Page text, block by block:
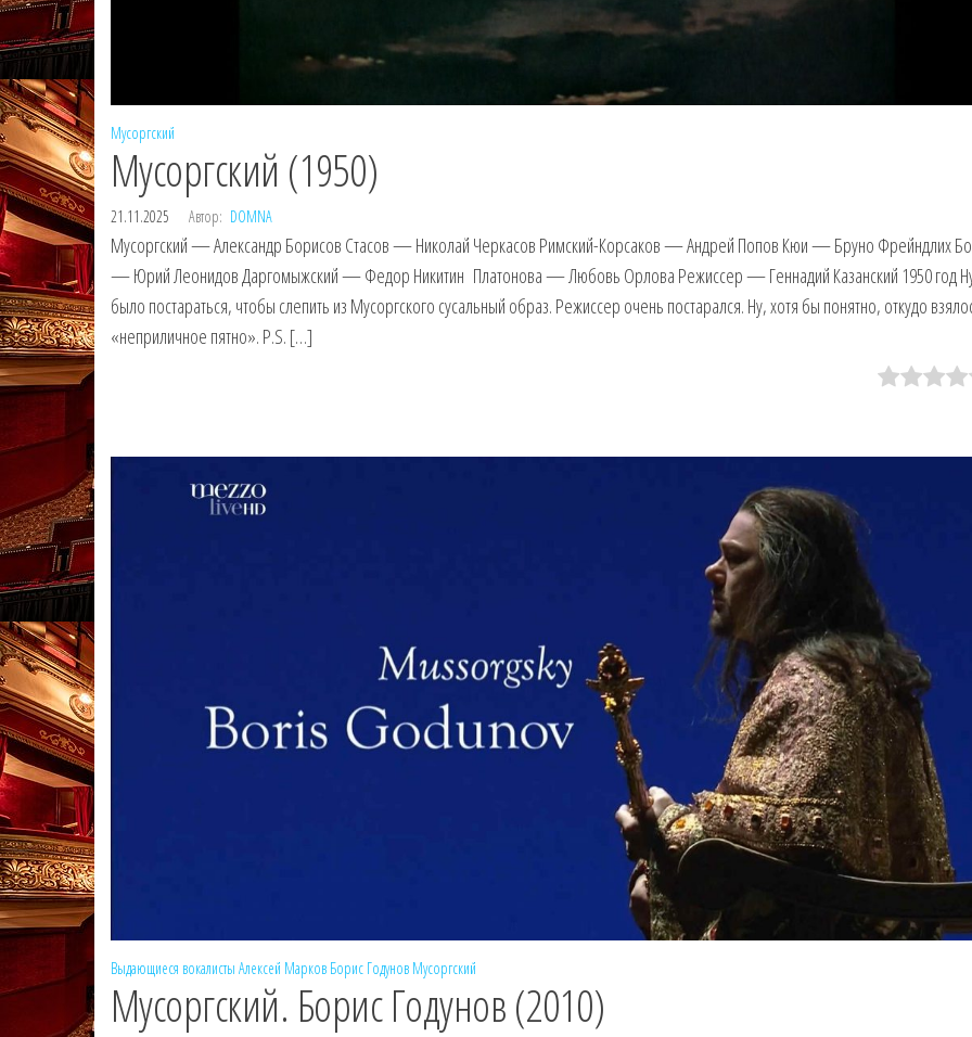
Мусоргский
Мусоргский (1950)
21.11.2025 Автор: DOMNA
Мусоргский — Александр Борисов Стасов — Николай Черкасов Римский-Корсаков — Андрей Попов Кюи — Бруно Фрейндлих
— Юрий Леонидов Даргомыжский — Федор Никитин Платонова — Любовь Орлова Режиссер — Геннадий Казанский 1950 год
было постараться, чтобы слепить из Мусоргского сусальный образ. Режиссер очень постарался. Ну, хотя бы понятно, откудо
«неприличное пятно». P.S. […]
Выдающиеся вокалисты Алексей Марков Борис Годунов Мусоргский
Мусоргский. Борис Годунов (2010)